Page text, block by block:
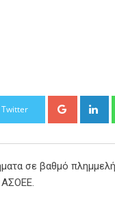
Twitter Google+
σε βαθμό
ΑΣΟΕΕ.